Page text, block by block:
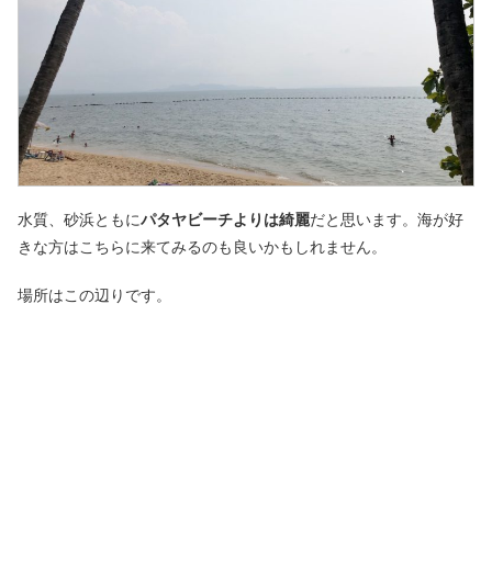
水質、砂浜ともにパタヤビーチよりは綺麗だと思います。海が好
きな方はこちらに来てみるのも良いかもしれません。
場所はこの辺りです。